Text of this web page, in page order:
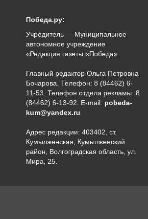
Победа.ру:
Учредитель — Муниципальное
автономное учреждение
«Редакция газеты «Победа».
Главный редактор Ольга Петровна
Бочарова. Телефон: 8 (84462) 6-
11-53. Телефон отдела рекламы: 8
(84462) 6-13-92. E-mail: pobeda-
kum@yandex.ru
Адрес редакции: 403402, ст.
Кумылженская, Кумылженский
район, Волгоградская область, ул.
Мира, 25.